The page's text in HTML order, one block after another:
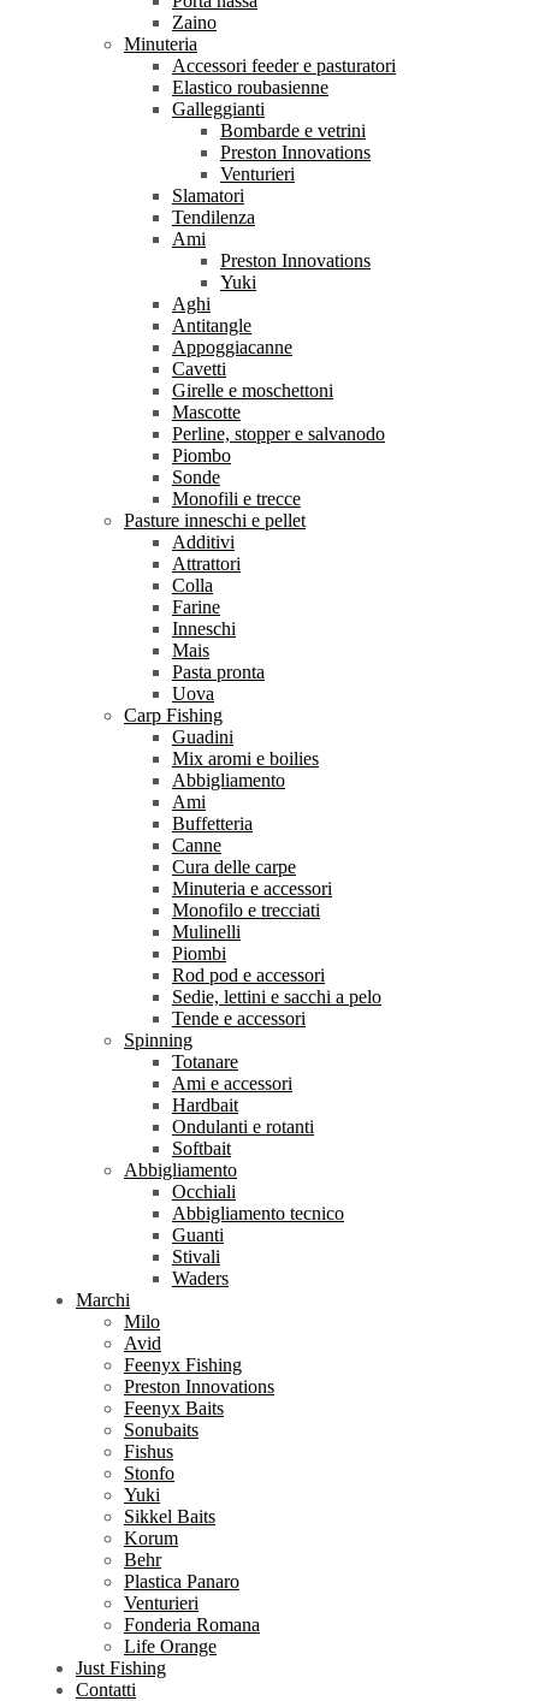
Zaino
Minuteria
Accessori feeder e pasturatori
Elastico roubasienne
Galleggianti
Bombarde e vetrini
Preston Innovations
Venturieri
Slamatori
Tendilenza
Ami
Preston Innovations
Yuki
Aghi
Antitangle
Appoggiacanne
Cavetti
Girelle e moschettoni
Mascotte
Perline, stopper e salvanodo
Piombo
Sonde
Monofili e trecce
Pasture inneschi e pellet
Additivi
Attrattori
Colla
Farine
Inneschi
Mais
Pasta pronta
Uova
Carp Fishing
Guadini
Mix aromi e boilies
Abbigliamento
Ami
Buffetteria
Canne
Cura delle carpe
Minuteria e accessori
Monofilo e trecciati
Mulinelli
Piombi
Rod pod e accessori
Sedie, lettini e sacchi a pelo
Tende e accessori
Spinning
Totanare
Ami e accessori
Hardbait
Ondulanti e rotanti
Softbait
Abbigliamento
Occhiali
Abbigliamento tecnico
Guanti
Stivali
Waders
Marchi
Milo
Avid
Feenyx Fishing
Preston Innovations
Feenyx Baits
Sonubaits
Fishus
Stonfo
Yuki
Sikkel Baits
Korum
Behr
Plastica Panaro
Venturieri
Fonderia Romana
Life Orange
Just Fishing
Contatti